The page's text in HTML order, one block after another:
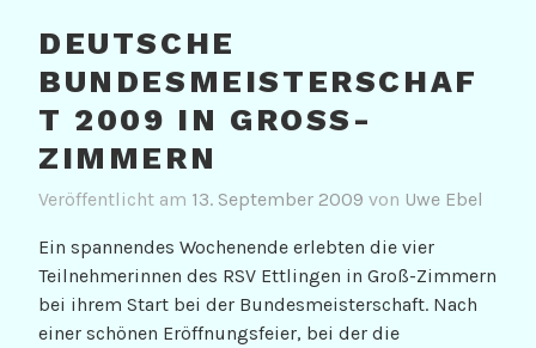
DEUTSCHE
BUNDESMEISTERSCHAF
T 2009 IN GROSS-Z
IMMERN
Veröffentlicht am 13. September 2009 von Uwe Ebel
Ein spannendes Wochenende erlebten die vier
Teilnehmerinnen des RSV Ettlingen in Groß-Zimmern
bei ihrem Start bei der Bundesmeisterschaft. Nach
einer schönen Eröffnungsfeier, bei der die